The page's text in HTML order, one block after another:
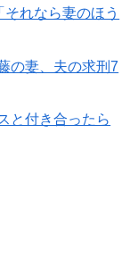
れなら妻のほう
の妻、夫の求刑7
と付き合ったら